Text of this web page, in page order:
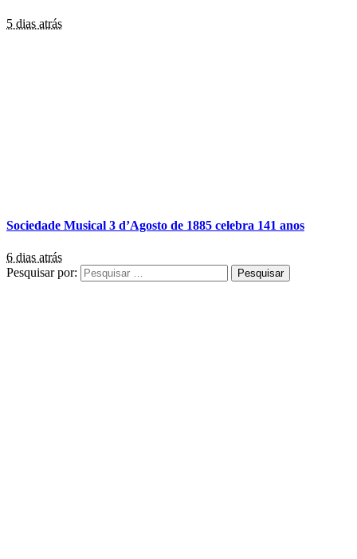
5 dias atrás
Sociedade Musical 3 d’Agosto de 1885 celebra 141 anos
6 dias atrás
Pesquisar por: